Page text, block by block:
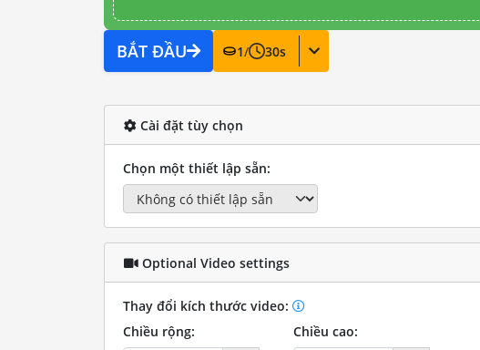
BẮT ĐẦU 1/ 30s
Cài đặt tùy chọn
Chọn một thiết lập sẵn:
Optional Video settings
Thay đổi kích thước video:
Chiều rộng:
Chiều cao: